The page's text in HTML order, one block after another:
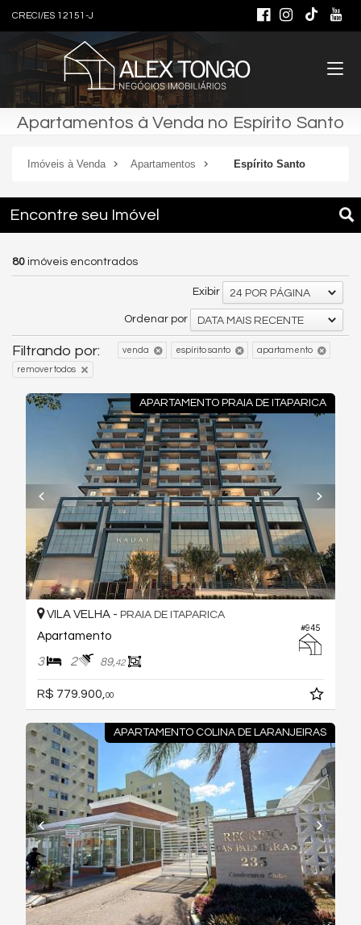
CRECI/ES 12151-J
Apartamentos à Venda no Espírito Santo
Imóveis à Venda Apartamentos Espírito Santo
Encontre seu Imóvel
80 imóveis encontrados
Exibir 24 POR PÁGINA
Ordenar por DATA MAIS RECENTE
Filtrando por: venda espírito santo apartamento
remover todos
APARTAMENTO PRAIA DE ITAPARICA
#945
VILA VELHA - PRAIA DE ITAPARICA
Apartamento
3 2 89,42
R$ 779.900, 00
APARTAMENTO COLINA DE LARANJEIRAS